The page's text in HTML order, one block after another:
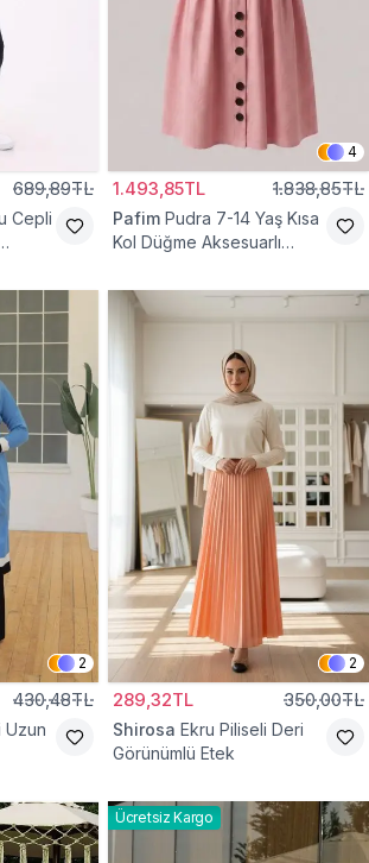
689,89TL
Cepli
4
1.493,85TL 1.838,85TL
Pafim Pudra 7-14 Yaş Kısa
Kol Düğme Aksesuarlı
2
430,48TL
Uzun
2
289,32TL 350,00TL
Shirosa Ekru Piliseli Deri
Görünümlü Etek
Ücretsiz Kargo